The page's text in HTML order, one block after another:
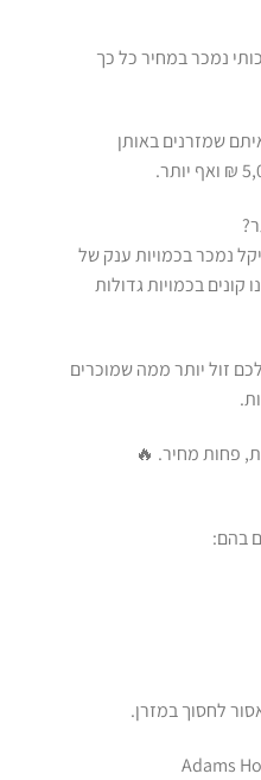
נמכר במחיר כל כך
שמזרנים באותן
נמכר בכמויות ענק של
קונים בכמויות גדולות
זול יותר ממה שמוכרים
פחות מחיר. 🔥
לחסוך במזרן.